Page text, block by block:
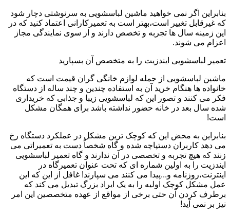
بنابراین اگر نمی خواهید ماشین لباسشویی به سرنوشتی دچار شود
که غیرقابل تغییر است،بهتر است به تعمیرکارانی اعتماد کنید که در
این زمینه سال ها تجربه و تخصص دارند و از سوی نمایندگی مجاز
اعزام می شوند.
تعمیر لباسشویی ایندزیت را به متخصص آن بسپارید
ماشین لباسشویی از جمله لوازم خانگی گران قیمت است که
خانواده ها هنگام خرید آن به استفاده چندین و چند ساله از دستگاه
فکر می کنند و تصور این که لباسشویی زیبا و جذابی که خریداری
شده سال بعد در خانه حضور نداشته باشد برای همگان مشکل
است!
بنابراین به محض این که کوچک ترین مشکل در عملکرد دستگاه رخ
می دهد کاربران دستپاچه شده و گاه شخصاً دست به تعمیراتی می
زنند که هیچ تجربه و تخصصی در آن ندارند و گاه تعمیر لباسشویی
ایندزیت را به اولین شماره ای که تحت عنوان تعمیرگاه در
اینترنت،روزنامه و...پیدا می کنند می سپارند! غافل از این که این
عمل مشکل کوچک اولیه را به یک ایراد بزرگ تبدیل می کند که
برطرف کردن آن حتی برخی از مواقع از عهده متخصصین این امر
نیز بر نمی آید!